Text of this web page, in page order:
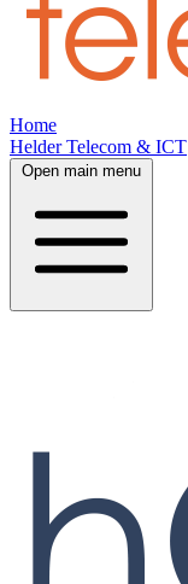
Home
Helder Telecom & ICT
Open main menu